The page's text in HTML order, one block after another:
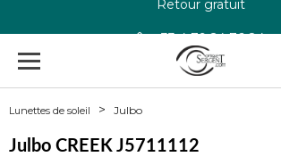
Lunettes de soleil Julbo
Julbo CREEK J5711112